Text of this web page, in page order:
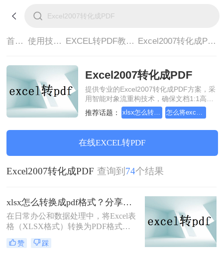
首页> 使用技巧> EXCEL转PDF教程> Excel2007转化成PDF
Excel2007转化成PDF
提供专业的Excel2007转化成PDF方案，采
用智能对象流重构技术，确保文档1:1高保
真还原且排版不乱码。支持一键批量处
理，全链路 SSL 加密保障隐私安全。助您
装，高效办公。
推荐话题： xlsx怎么转换成pdf格式 怎么将excel转换成pdf格式，分享一种简单的方法
在线EXCEL转PDF
Excel2007转化成PDF 查询到 74个结果
xlsx怎么转换成pdf格式？分享三种高效转换方法！
在日常办公和数据处理中，将Excel表
格（XLSX格式）转换为PDF格式已
成为一项常见的任务。PDF格式具有
跨平台兼容性、格式稳定性和安全性
赞 踩